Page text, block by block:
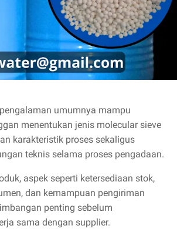
umumnya mampu
menentukan jenis molecular sieve
karakteristik proses sekaligus
teknis selama proses pengadaan.
aspek seperti ketersediaan stok,
dan kemampuan pengiriman
penting sebelum
sama dengan supplier.